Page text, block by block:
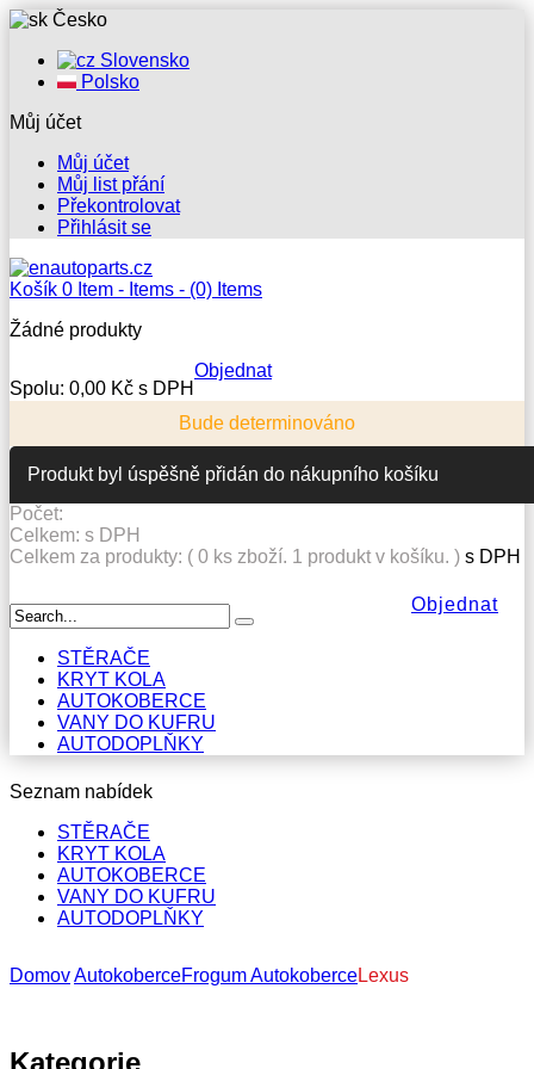
Česko
Slovensko
Polsko
Můj účet
Můj účet
Můj list přání
Překontrolovat
Přihlásit se
Košík 0 Item - Items - (0) Items
Žádné produkty
Spolu: 0,00 Kč s DPH
Objednat
Bude determinováno
Produkt byl úspěšně přidán do nákupního košíku
Počet:
Celkem: s DPH
Celkem za produkty: ( 0 ks zboží. 1 produkt v košíku. ) s DPH
Objednat
STĚRAČE
KRYT KOLA
AUTOKOBERCE
VANY DO KUFRU
AUTODOPLŇKY
Seznam nabídek
STĚRAČE
KRYT KOLA
AUTOKOBERCE
VANY DO KUFRU
AUTODOPLŇKY
DomovAutokoberceFrogum AutokoberceLexus
Kategorie